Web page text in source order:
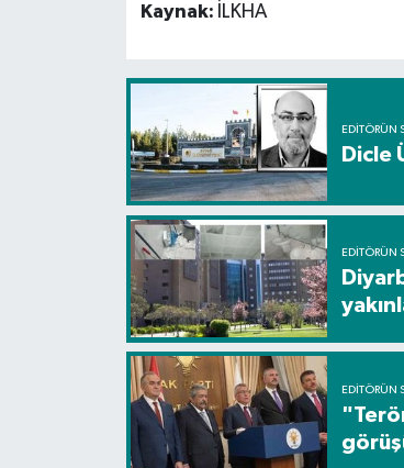
Kaynak: İLKHA
EDITÖRÜN
Dicle
EDITÖRÜN
EDITÖRÜN